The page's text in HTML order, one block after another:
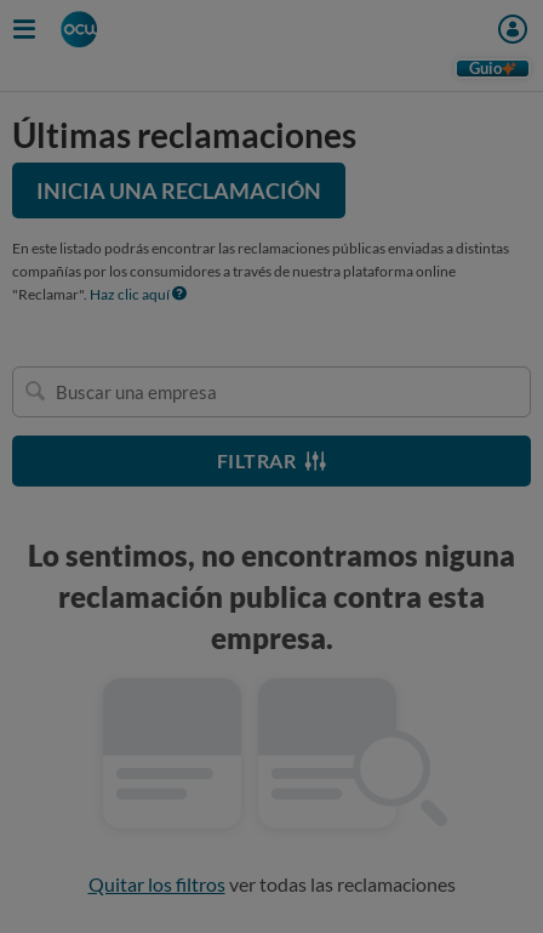
Guio
Últimas reclamaciones
INICIA UNA RECLAMACIÓN
En este listado podrás encontrar las reclamaciones públicas enviadas a distintas
compañías por los consumidores a través de nuestra plataforma online
"Reclamar". Haz clic aquí
Buscar
una
empresa
FILTRAR
Lo sentimos, no encontramos niguna
reclamación publica contra esta
empresa.
Quitar los filtrosver todas las reclamaciones